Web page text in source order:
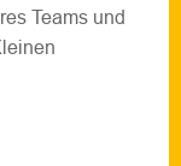
Teams und